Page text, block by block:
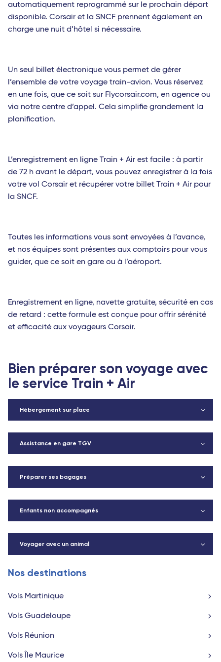
automatiquement reprogrammé sur le prochain départ
disponible. Corsair et la SNCF prennent également en
charge une nuit d’hôtel si nécessaire.
Un seul billet électronique vous permet de gérer
l’ensemble de votre voyage train-avion. Vous réservez
en une fois, que ce soit sur Flycorsair.com, en agence ou
via notre centre d’appel. Cela simplifie grandement la
planification.
L’enregistrement en ligne Train + Air est facile : à partir
de 72 h avant le départ, vous pouvez enregistrer à la fois
votre vol Corsair et récupérer votre billet Train + Air pour
la SNCF.
Toutes les informations vous sont envoyées à l’avance,
et nos équipes sont présentes aux comptoirs pour vous
guider, que ce soit en gare ou à l’aéroport.
Enregistrement en ligne, navette gratuite, sécurité en cas
de retard : cette formule est conçue pour offrir sérénité
et efficacité aux voyageurs Corsair.
Bien préparer son voyage avec
le service Train + Air
Hébergement sur place
Assistance en gare TGV
Préparer ses bagages
Enfants non accompagnés
Voyager avec un animal
Nos destinations
Vols Martinique
Vols Guadeloupe
Vols Réunion
Vols Île Maurice